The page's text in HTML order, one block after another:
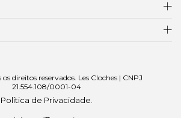
direitos reservados. Les Cloches | CNPJ
21.554.108/0001-04
Política de Privacidade